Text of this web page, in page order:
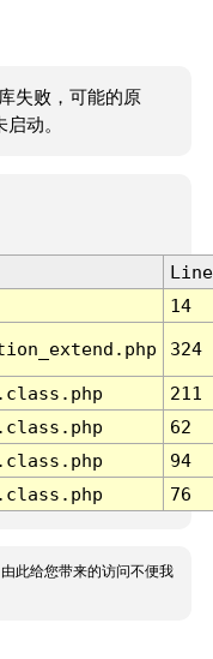
失败，可能的原
动。
Line
14
324
211
62
94
76
此给您带来的访问不便我